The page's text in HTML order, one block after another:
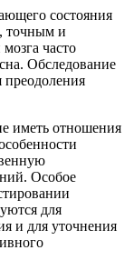
состояния
точным и
часто
Обследование
преодоления
иметь отношения
Особое
для
и для уточнения